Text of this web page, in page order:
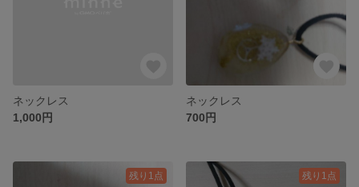
ネックレス
1,000円
ネックレス
700円
残り1点 残り1点